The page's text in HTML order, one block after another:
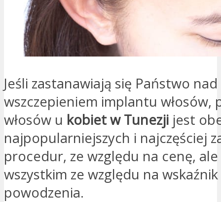
Jeśli zastanawiają się Państwo nad
wszczepieniem implantu włosów,
włosów u kobiet w Tunezji jest
najpopularniejszych i najczęściej
procedur, ze względu na cenę,
wszystkim ze względu na wskaźnik
powodzenia.